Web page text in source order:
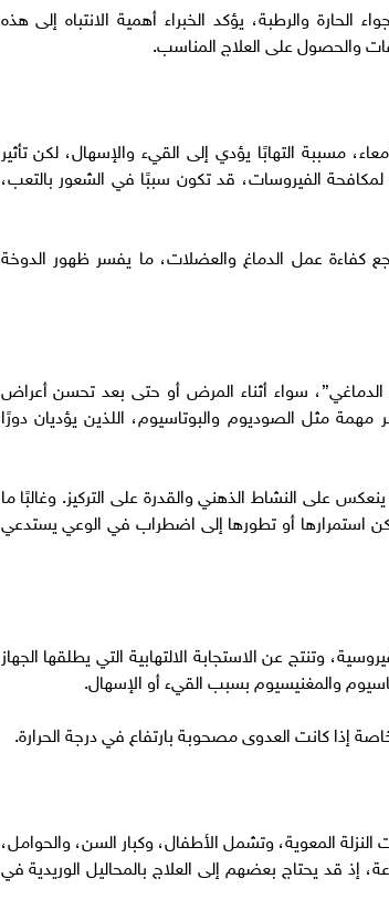
الحارة والرطبة، يؤكد الخبراء أهمية الانتباه إلى هذه
والحصول على العلاج المناسب.
مسببة التهابًا يؤدي إلى القيء والإسهال، لكن تأثير
لمكافحة الفيروسات، قد تكون سببًا في الشعور بالتعب،
كفاءة عمل الدماغ والعضلات، ما يفسر ظهور الدوخة
سواء أثناء المرض أو حتى بعد تحسن أعراض
مثل الصوديوم والبوتاسيوم، اللذين يؤديان دورًا
على النشاط الذهني والقدرة على التركيز. وغالبًا ما
استمرارها أو تطورها إلى اضطراب في الوعي يستدعي
وتنتج عن الاستجابة الالتهابية التي يطلقها الجهاز
والمغنيسيوم بسبب القيء أو الإسهال.
كانت العدوى مصحوبة بارتفاع في درجة الحرارة.
المعوية، وتشمل الأطفال، وكبار السن، والحوامل،
قد يحتاج بعضهم إلى العلاج بالمحاليل الوريدية في